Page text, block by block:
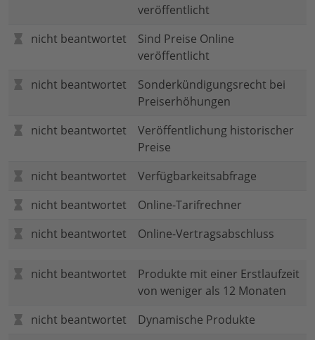
veröffentlicht
nicht beantwortet
Sind Preise Online
veröffentlicht
nicht beantwortet
Sonderkündigungsrecht bei
Preiserhöhungen
nicht beantwortet
Veröffentlichung historischer
Preise
nicht beantwortet
Verfügbarkeitsabfrage
nicht beantwortet
Online-Tarifrechner
nicht beantwortet
Online-Vertragsabschluss
nicht beantwortet
Produkte mit einer Erstlaufzeit
von weniger als 12 Monaten
nicht beantwortet
Dynamische Produkte